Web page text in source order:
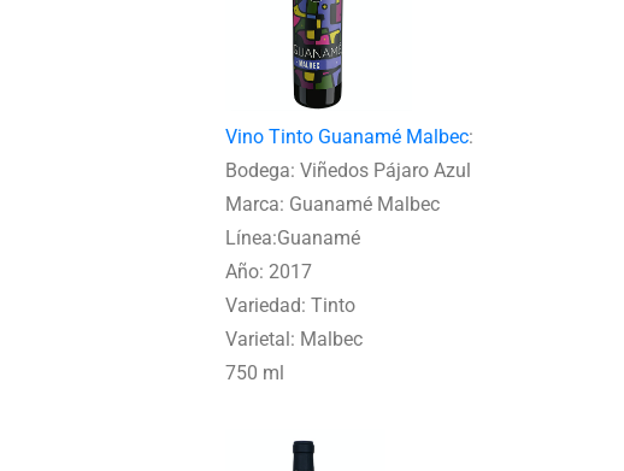
Vino Tinto Guanamé Malbec:
Bodega: Viñedos Pájaro Azul
Marca: Guanamé Malbec
Línea:Guanamé
Año: 2017
Variedad: Tinto
Varietal: Malbec
750 ml